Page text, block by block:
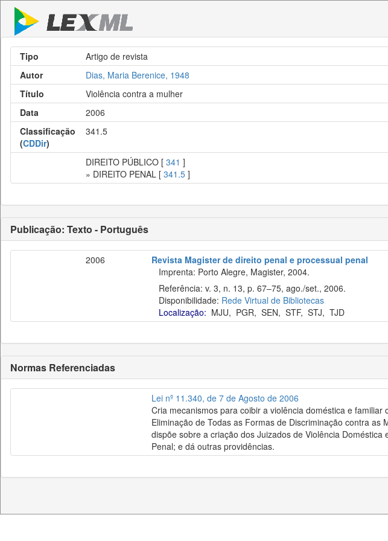
Tipo
Artigo de revista
Autor
Dias, Maria Berenice, 1948
Título
Violência contra a mulher
Data
2006
Classificação
(CDDir)
341.5
DIREITO PÚBLICO [ 341 ]
» DIREITO PENAL [ 341.5 ]
Publicação: Texto - Português
2006
Revista Magister de direito penal e processual penal
Imprenta: Porto Alegre, Magister, 2004.
Referência: v. 3, n. 13, p. 67–75, ago./set., 2006.
Disponibilidade: Rede Virtual de Bibliotecas
Localização: MJU, PGR, SEN, STF, STJ, TJD
Normas Referenciadas
Lei nº 11.340, de 7 de Agosto de 2006
Cria mecanismos para coibir a violência doméstica e
Eliminação de Todas as Formas de Discriminação contra
dispõe sobre a criação dos Juizados de Violência
Penal; e dá outras providências.